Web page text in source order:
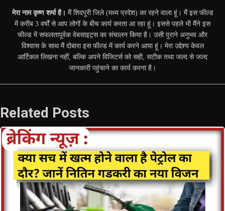
मेरा नाम कृष्ण शर्मा है। मैं शिवपुरी जिले (मध्य प्रदेश) का रहने वाला हूं। मैं इस फील्ड
में करीब 3 वर्षों से आप लोगों के बीच कार्य करता आ रहा हूं। इससे पहले भी मैंने इस
फील्ड में सफलतापूर्वक वेबसाइट्स का संचालन किया है। उसी पुराने अनुभव और
विश्वास के साथ मैं दोबारा इस फील्ड में कार्य करने आया हूं। मेरा उद्देश्य केवल
आर्टिकल लिखना नहीं, बल्कि अपने विजिटर्स को सही, सटीक तथा जल्द से जल्द
जानकारी पहुंचाने का कार्य करना है।
Related Posts